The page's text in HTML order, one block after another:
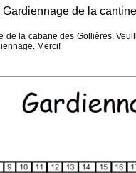
Gardiennage de la
la cabane des Gollières.
Merci!